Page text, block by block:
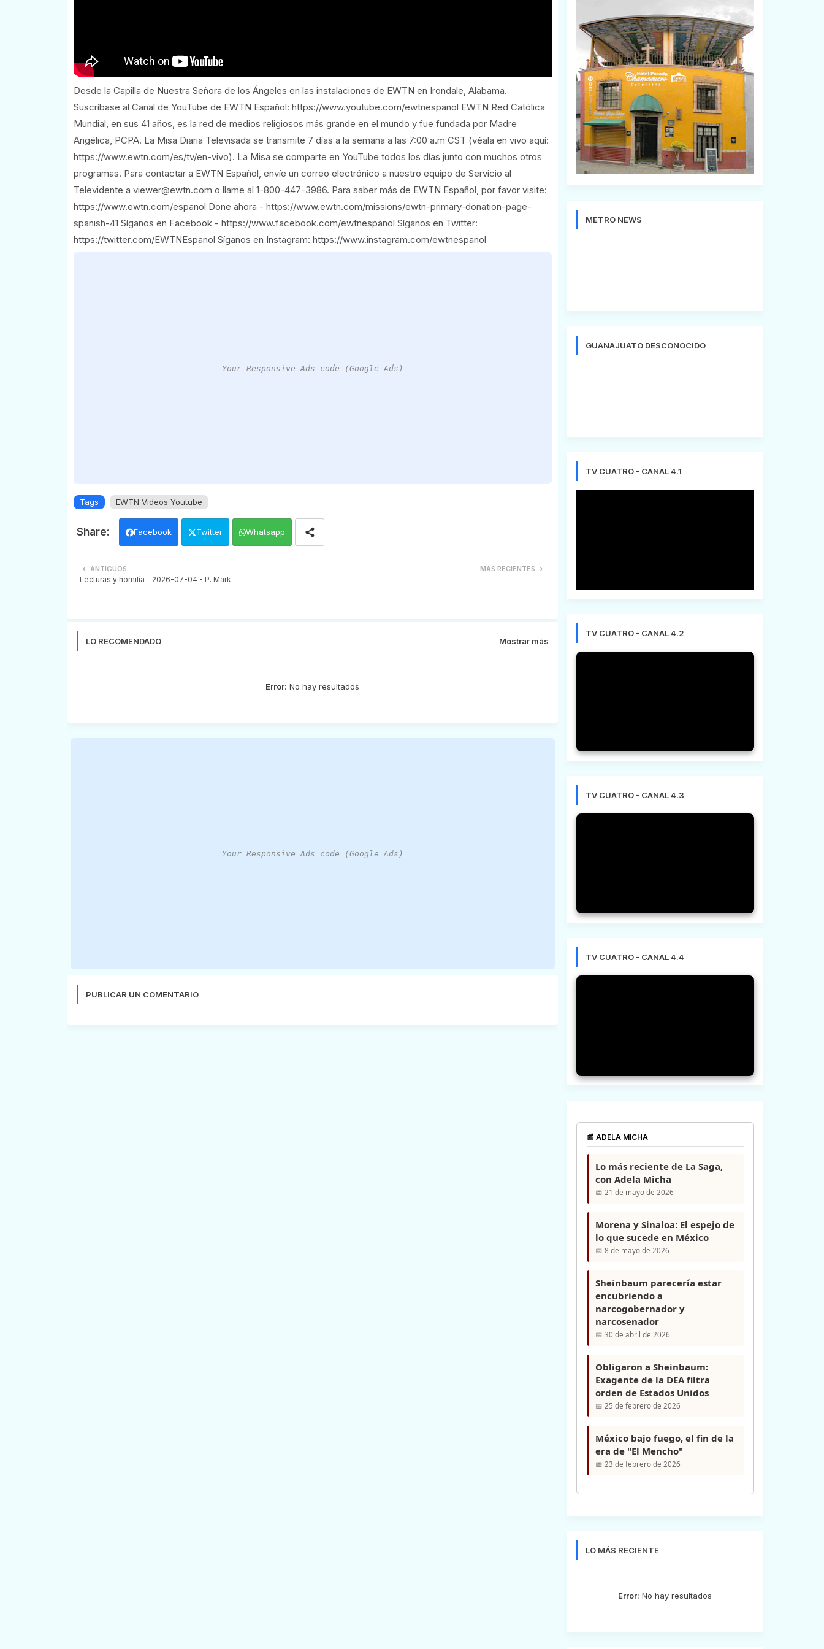
Desde la Capilla de Nuestra Señora de los Ángeles en las instalaciones de EWTN en Irondale, Alabama.
Suscríbase al Canal de YouTube de EWTN Español: https://www.youtube.com/ewtnespanol EWTN Red Católica
Mundial, en sus 41 años, es la red de medios religiosos más grande en el mundo y fue fundada por Madre
Angélica, PCPA. La Misa Diaria Televisada se transmite 7 días a la semana a las 7:00 a.m CST (véala en vivo aquí:
https://www.ewtn.com/es/tv/en-vivo). La Misa se comparte en YouTube todos los días junto con muchos otros
programas. Para contactar a EWTN Español, envíe un correo electrónico a nuestro equipo de Servicio al
Televidente a viewer@ewtn.com o llame al 1-800-447-3986. Para saber más de EWTN Español, por favor visite:
https://www.ewtn.com/espanol Done ahora - https://www.ewtn.com/missions/ewtn-primary-donation-page-
spanish-41 Síganos en Facebook - https://www.facebook.com/ewtnespanol Síganos en Twitter:
https://twitter.com/EWTNEspanol Síganos en Instagram: https://www.instagram.com/ewtnespanol
Your Responsive Ads code (Google Ads)
Tags EWTN Videos Youtube
Facebook Twitter Whatsapp
MÁS RECIENTES
ANTIGUOS
Lecturas y homilía - 2026-07-04 - P. Mark
LO RECOMENDADO Mostrar más
Error: No hay resultados
Your Responsive Ads code (Google Ads)
PUBLICAR UN COMENTARIO
METRO NEWS
GUANAJUATO DESCONOCIDO
TV CUATRO - CANAL 4.1
TV CUATRO - CANAL 4.2
TV CUATRO - CANAL 4.3
TV CUATRO - CANAL 4.4
📰 ADELA MICHA
Lo más reciente de La Saga,
con Adela Micha
📅 21 de mayo de 2026
Morena y Sinaloa: El espejo de
lo que sucede en México
📅 8 de mayo de 2026
Sheinbaum parecería estar
encubriendo a
narcogobernador y
narcosenador
📅 30 de abril de 2026
Obligaron a Sheinbaum:
Exagente de la DEA filtra
orden de Estados Unidos
📅 25 de febrero de 2026
México bajo fuego, el fin de la
era de "El Mencho"
📅 23 de febrero de 2026
LO MÁS RECIENTE
Error: No hay resultados